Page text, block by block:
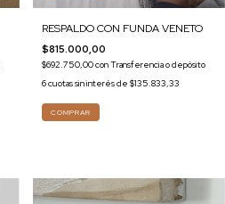
RESPALDO CON FUNDA VENETO
$815.000,00
$692.750,00conTransferencia o depósito
6cuotas sin interés de $135.833,33
COMPRAR